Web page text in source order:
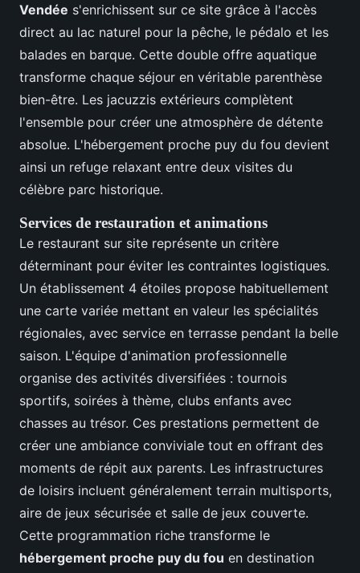
Vendée s'enrichissent sur ce site grâce à l'accès
direct au lac naturel pour la pêche, le pédalo et les
balades en barque. Cette double offre aquatique
transforme chaque séjour en véritable parenthèse
bien-être. Les jacuzzis extérieurs complètent
l'ensemble pour créer une atmosphère de détente
absolue. L'hébergement proche puy du fou devient
ainsi un refuge relaxant entre deux visites du
célèbre parc historique.
Services de restauration et animations
Le restaurant sur site représente un critère
déterminant pour éviter les contraintes logistiques.
Un établissement 4 étoiles propose habituellement
une carte variée mettant en valeur les spécialités
régionales, avec service en terrasse pendant la belle
saison. L'équipe d'animation professionnelle
organise des activités diversifiées : tournois
sportifs, soirées à thème, clubs enfants avec
chasses au trésor. Ces prestations permettent de
créer une ambiance conviviale tout en offrant des
moments de répit aux parents. Les infrastructures
de loisirs incluent généralement terrain multisports,
aire de jeux sécurisée et salle de jeux couverte.
Cette programmation riche transforme le
hébergement proche puy du fou en destination